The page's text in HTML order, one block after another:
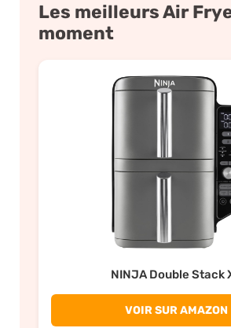
Les meilleurs Air
moment
NINJA Double Stack
VOIR SUR AMAZON